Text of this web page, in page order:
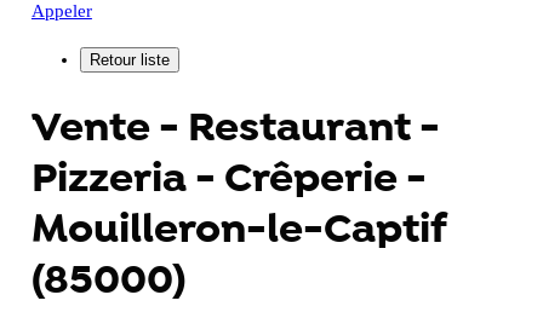
Appeler
Vente - Restaurant -
Pizzeria - Crêperie -
Mouilleron-le-Captif
(85000)